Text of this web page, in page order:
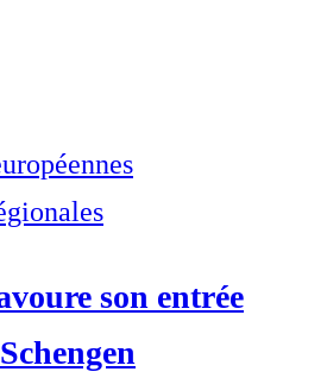
son entrée